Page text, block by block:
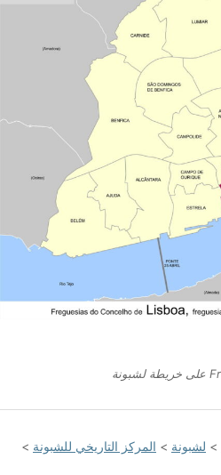
> لشبونة > المركز التاريخي للشبونة >